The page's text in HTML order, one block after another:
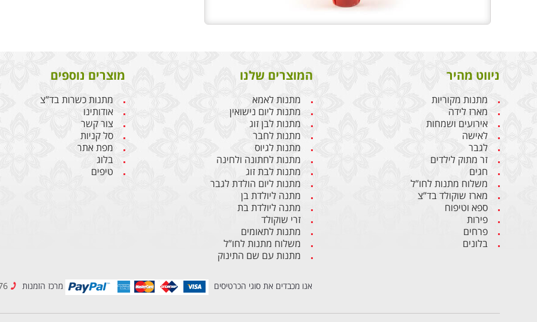
ניווט מהיר
מתנות מקוריות
מארז לידה
אירועים ושמחות
לאישה
לגבר
זר מתוק לילדים
חגים
משלוח מתנות לחו”ל
מארז שוקולד בד”צ
ספא וטיפוח
פירות
פרחים
בלונים
המוצרים שלנו
מתנות לאמא
מתנות ליום נישואין
מתנות לבן זוג
מתנות לחבר
מתנות לגיוס
מתנות לחתונה ולחינה
מתנות לבת זוג
מתנות ליום הולדת לגבר
מתנה ליולדת בן
מתנה ליולדת בת
זרי שוקולד
מתנות לתאומים
משלוח מתנות לחו”ל
מתנות עם שם התינוק
מוצרים נוספים
מתנות כשרות בד”צ
אודותינו
צור קשר
סל קניות
מפת אתר
בלוג
טיפים
אנו מכבדים את סוגי הכרטיסים מרכז הזמנות 077-2307776